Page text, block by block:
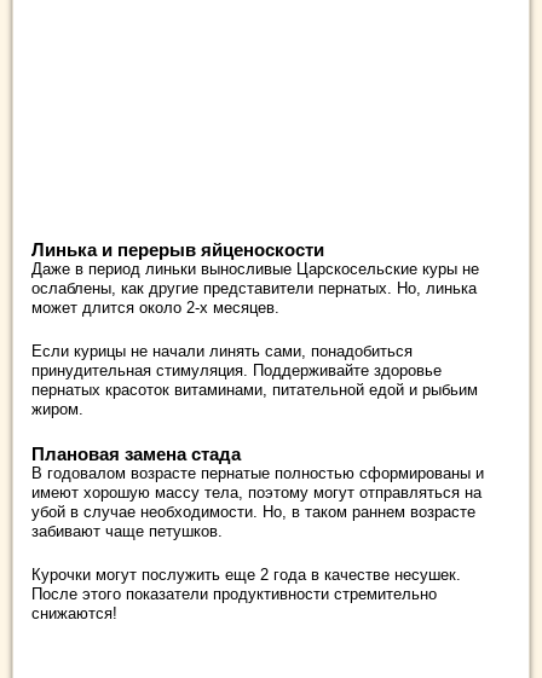
Линька и перерыв яйценоскости
Даже в период линьки выносливые Царскосельские куры не
ослаблены, как другие представители пернатых. Но, линька
может длится около 2-х месяцев.
Если курицы не начали линять сами, понадобиться
принудительная стимуляция. Поддерживайте здоровье
пернатых красоток витаминами, питательной едой и рыбьим
жиром.
Плановая замена стада
В годовалом возрасте пернатые полностью сформированы и
имеют хорошую массу тела, поэтому могут отправляться на
убой в случае необходимости. Но, в таком раннем возрасте
забивают чаще петушков.
Курочки могут послужить еще 2 года в качестве несушек.
После этого показатели продуктивности стремительно
снижаются!